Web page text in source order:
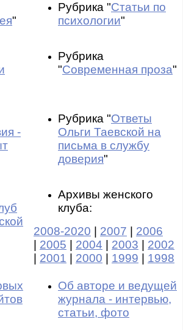
"
Рубрика "Статьи по
психологии"
Рубрика
"Современная проза"
-
Рубрика "Ответы
Ольги Таевской на
письма в службу
доверия"
Архивы женского
клуба:
2008-2020
2007
2006
2005 2004 2003
2002
2001 2000 1999 1998
Об авторе и ведущей
журнала - интервью,
статьи, фото